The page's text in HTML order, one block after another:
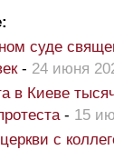
суде
- 24 июня
в Киеве
- 15
с